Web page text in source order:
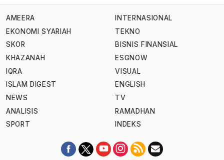
AMEERA
EKONOMI SYARIAH
SKOR
KHAZANAH
IQRA
ISLAM DIGEST
NEWS
ANALISIS
SPORT
INTERNASIONAL
TEKNO
BISNIS FINANSIAL
ESGNOW
VISUAL
ENGLISH
TV
RAMADHAN
INDEKS